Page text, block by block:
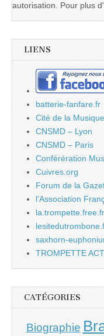
autorisation. Pour plus
LIENS
batterie-fanfare.fr
Cité de la
CNSMD – Lyon
CNSMD – Paris
Conférération
Cuivres.org
Forum de la
l'Association
la.trompette.free.fr
saxhorn-
TROMPETTE
CATÉGORIES
Biographie